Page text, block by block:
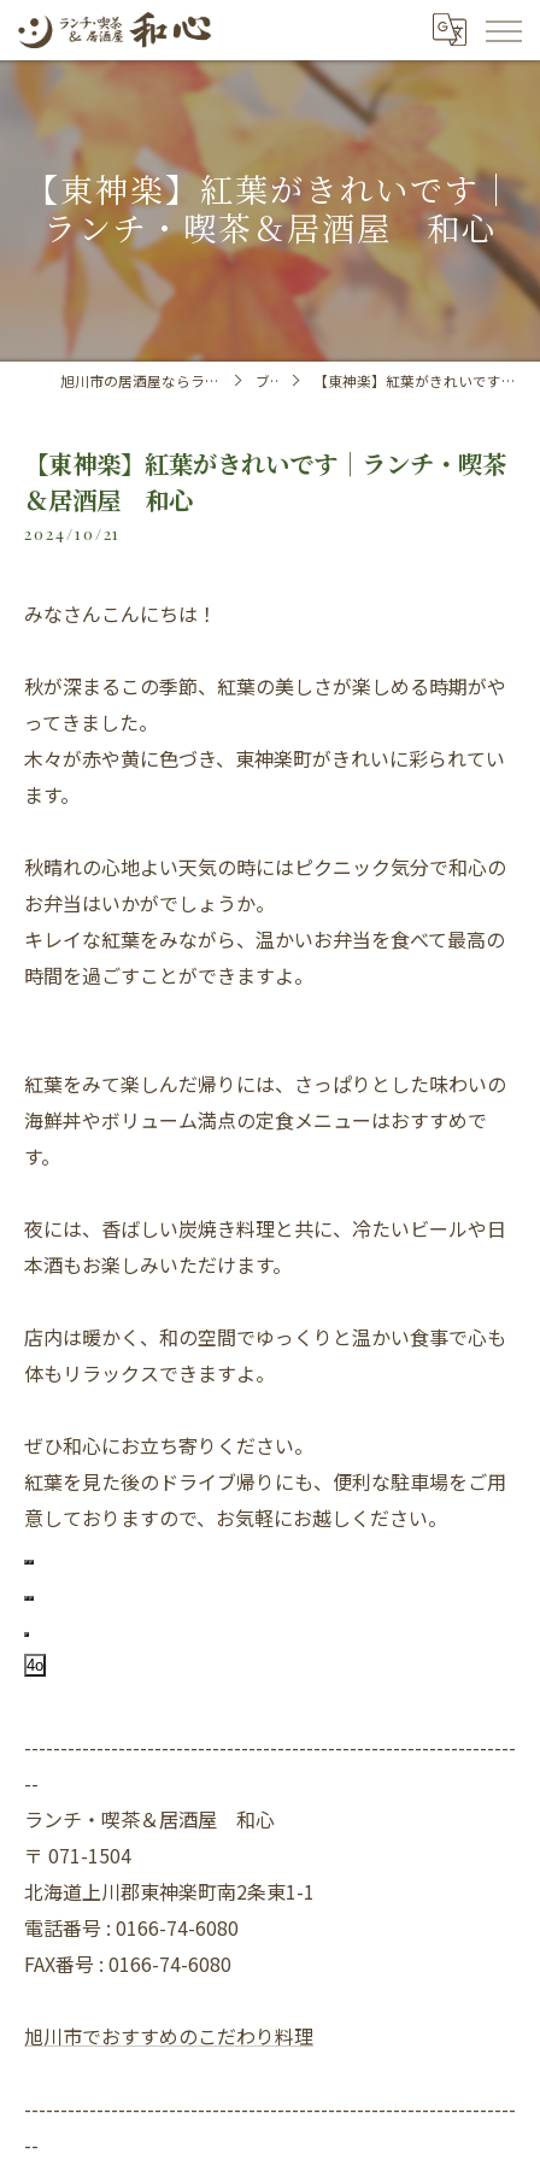
【東神楽】紅葉がきれいです｜
ランチ・喫茶＆居酒屋 和心
旭川市の居酒屋ならランチ・喫茶＆居酒屋 和心 ブログ 【東神楽】紅葉がきれいです｜ランチ・喫茶＆居酒屋 和心
【東神楽】紅葉がきれいです｜ランチ・喫茶
＆居酒屋 和心
2024/10/21
みなさんこんにちは！
秋が深まるこの季節、紅葉の美しさが楽しめる時期がや
ってきました。
木々が赤や黄に色づき、東神楽町がきれいに彩られてい
ます。
秋晴れの心地よい天気の時にはピクニック気分で和心の
お弁当はいかがでしょうか。
キレイな紅葉をみながら、温かいお弁当を食べて最高の
時間を過ごすことができますよ。
紅葉をみて楽しんだ帰りには、さっぱりとした味わいの
海鮮丼やボリューム満点の定食メニューはおすすめで
す。
夜には、香ばしい炭焼き料理と共に、冷たいビールや日
本酒もお楽しみいただけます。
店内は暖かく、和の空間でゆっくりと温かい食事で心も
体もリラックスできますよ。
ぜひ和心にお立ち寄りください。
紅葉を見た後のドライブ帰りにも、便利な駐車場をご用
意しておりますので、お気軽にお越しください。
4o
--------------------------------------------------------------------
--
ランチ・喫茶＆居酒屋 和心
〒 071-1504
北海道上川郡東神楽町南2条東1-1
電話番号 : 0166-74-6080
FAX番号 : 0166-74-6080
旭川市でおすすめのこだわり料理
--------------------------------------------------------------------
--